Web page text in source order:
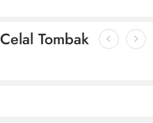
Tombak